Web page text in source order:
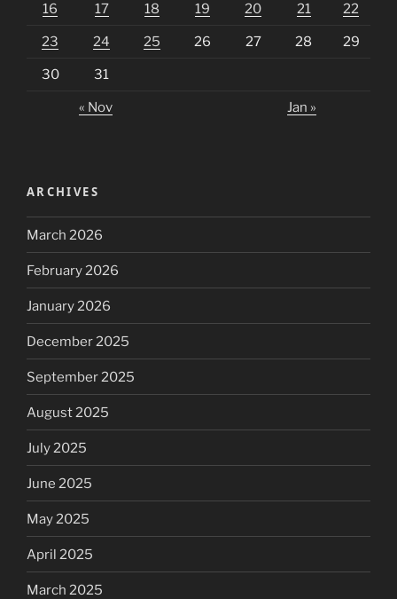
16 17 18 19 20 21 22
23 24 25 26 27 28 29
30 31
« Nov Jan »
ARCHIVES
March 2026
February 2026
January 2026
December 2025
September 2025
August 2025
July 2025
June 2025
May 2025
April 2025
March 2025